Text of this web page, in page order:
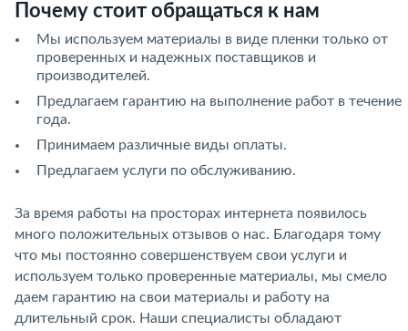
Почему стоит обращаться к нам
Мы используем материалы в виде пленки только от
проверенных и надежных поставщиков и
производителей.
Предлагаем гарантию на выполнение работ в течение
года.
Принимаем различные виды оплаты.
Предлагаем услуги по обслуживанию.
За время работы на просторах интернета появилось
много положительных отзывов о нас. Благодаря тому
что мы постоянно совершенствуем свои услуги и
используем только проверенные материалы, мы смело
даем гарантию на свои материалы и работу на
длительный срок. Наши специалисты обладают